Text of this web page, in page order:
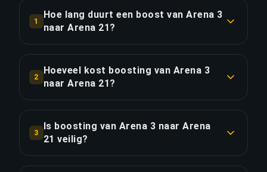
1
Hoe lang duurt een boost van Arena 3
naar Arena 21?
doorgaans 2-3 dagen. Met Priority Order is de
levering ongeveer 25% sneller.
2
Hoeveel kost boosting van Arena 3
naar Arena 21?
€385.57 voor de standaardoptie. Priority Order
kost €462.68, en het Full Package met streaming
3
Is boosting van Arena 3 naar Arena
21 veilig?